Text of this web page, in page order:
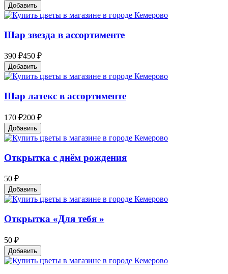
Добавить
Шар звезда в ассортименте
390 ₽450 ₽
Добавить
Шар латекс в ассортименте
170 ₽200 ₽
Добавить
Открытка с днём рождения
50 ₽
Добавить
Открытка «Для тебя »
50 ₽
Добавить